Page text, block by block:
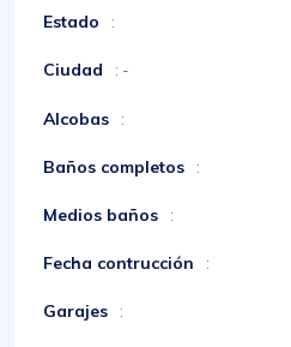
Estado :
Ciudad : -
Alcobas :
Baños completos :
Medios baños :
Fecha contrucción :
Garajes :